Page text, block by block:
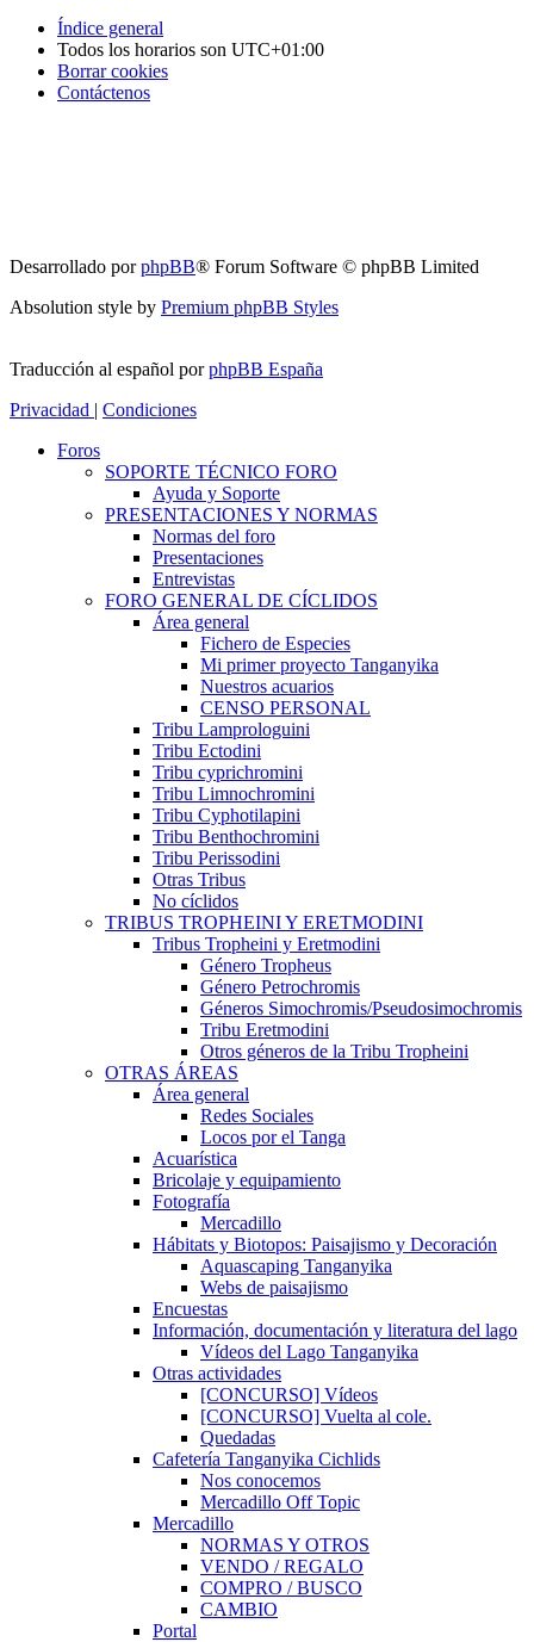
Índice general
Todos los horarios son UTC+01:00
Borrar cookies
Contáctenos
Desarrollado porphpBB® Forum Software © phpBB Limited
Absolution style by Premium phpBB Styles
Traducción al español porphpBB España
Privacidad | Condiciones
Foros
SOPORTE TÉCNICO FORO
Ayuda y Soporte
PRESENTACIONES Y NORMAS
Normas del foro
Presentaciones
Entrevistas
FORO GENERAL DE CÍCLIDOS
Área general
Fichero de Especies
Mi primer proyecto Tanganyika
Nuestros acuarios
CENSO PERSONAL
Tribu Lamprologuini
Tribu Ectodini
Tribu cyprichromini
Tribu Limnochromini
Tribu Cyphotilapini
Tribu Benthochromini
Tribu Perissodini
Otras Tribus
No cíclidos
TRIBUS TROPHEINI Y ERETMODINI
Tribus Tropheini y Eretmodini
Género Tropheus
Género Petrochromis
Géneros Simochromis/Pseudosimochromis
Tribu Eretmodini
Otros géneros de la Tribu Tropheini
OTRAS ÁREAS
Área general
Redes Sociales
Locos por el Tanga
Acuarística
Bricolaje y equipamiento
Fotografía
Mercadillo
Hábitats y Biotopos: Paisajismo y Decoración
Aquascaping Tanganyika
Webs de paisajismo
Encuestas
Información, documentación y literatura del lago
Vídeos del Lago Tanganyika
Otras actividades
[CONCURSO] Vídeos
[CONCURSO] Vuelta al cole.
Quedadas
Cafetería Tanganyika Cichlids
Nos conocemos
Mercadillo Off Topic
Mercadillo
NORMAS Y OTROS
VENDO / REGALO
COMPRO / BUSCO
CAMBIO
Portal